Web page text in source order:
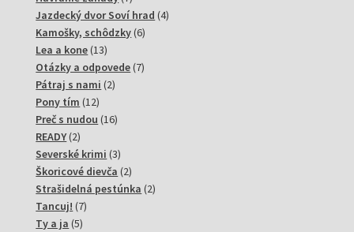
produktov
Jazdecký dvor Soví hrad 44
Kamošky, schôdzky 66
Lea a kone 1313
produktov
Otázky a odpovede 77
Pátraj s nami 22
Pony tím 1212
produktov
Preč s nudou 1616
READY 22
produkty
Severské krimi 33
produkty
Škoricové dievča 22
produkty
Strašidelná pestúnka 22
Tancuj! 77
Ty a ja 55